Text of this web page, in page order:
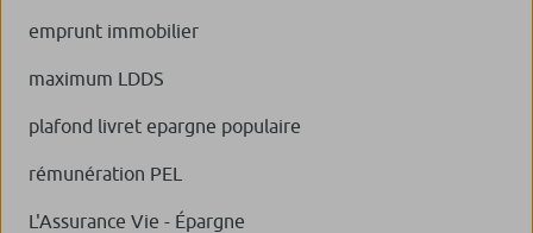
emprunt immobilier
maximum LDDS
plafond livret epargne populaire
rémunération PEL
L'Assurance Vie - Épargne